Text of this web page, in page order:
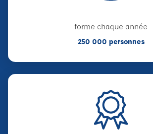
forme chaque année
250 000 personnes